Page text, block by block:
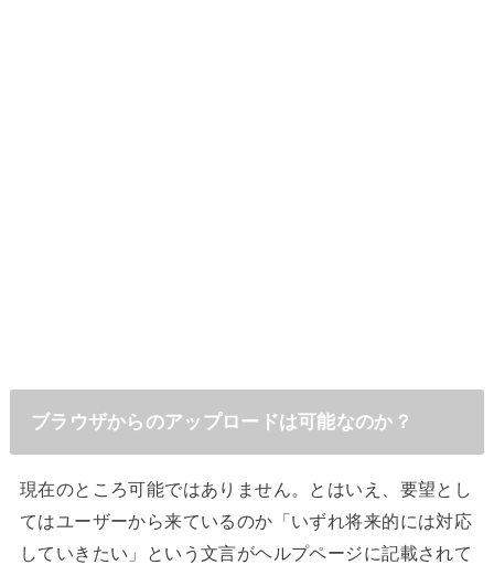
ブラウザからのアップロードは可能なのか？
現在のところ可能ではありません。とはいえ、要望とし
てはユーザーから来ているのか「いずれ将来的には対応
していきたい」という文言がヘルプページに記載されて